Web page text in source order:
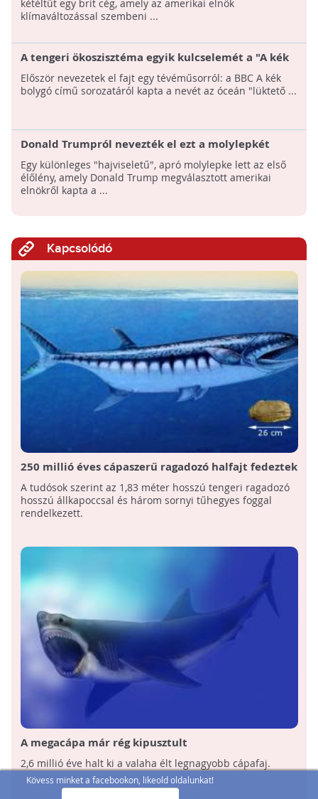
Kövess minket a facebookon, likeold oldalunkat!
kétéltűt egy brit cég, amely az amerikai elnök
klímaváltozással szembeni ...
A tengeri ökoszisztéma egyik kulcselemét a "A kék
bolygó" című sorozatról nevezték el
Először nevezetek el fajt egy tévéműsorról: a BBC A kék
bolygó című sorozatáról kapta a nevét az óceán "lüktető ...
Donald Trumpról nevezték el ezt a molylepkét
Egy különleges "hajviseletű", apró molylepke lett az első
élőlény, amely Donald Trump megválasztott amerikai
elnökről kapta a ...
Kapcsolódó
250 millió éves cápaszerű ragadozó halfajt fedeztek
fel
A tudósok szerint az 1,83 méter hosszú tengeri ragadozó
hosszú állkapoccsal és három sornyi tűhegyes foggal
rendelkezett.
A megacápa már rég kipusztult
2,6 millió éve halt ki a valaha élt legnagyobb cápafaj.